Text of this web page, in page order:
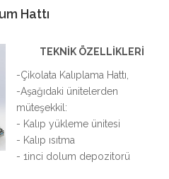
Hattı
TEKNİK ÖZELLİKLERİ
-Çikolata Kalıplama Hattı,
-Aşağıdaki ünitelerden
müteşekkil:
- Kalıp yükleme ünitesi
- Kalıp ısıtma
- 1inci dolum depozitorü